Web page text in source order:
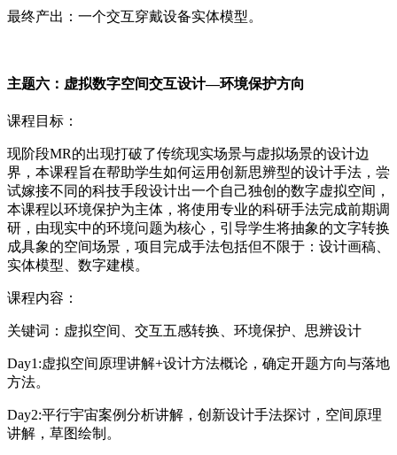
最终产出：一个交互穿戴设备实体模型。
主题六：虚拟数字空间交互设计—环境保护方向
课程目标：
现阶段MR的出现打破了传统现实场景与虚拟场景的设计边
界，本课程旨在帮助学生如何运用创新思辨型的设计手法，尝
试嫁接不同的科技手段设计出一个自己独创的数字虚拟空间，
本课程以环境保护为主体，将使用专业的科研手法完成前期调
研，由现实中的环境问题为核心，引导学生将抽象的文字转换
成具象的空间场景，项目完成手法包括但不限于：设计画稿、
实体模型、数字建模。
课程内容：
关键词：虚拟空间、交互五感转换、环境保护、思辨设计
Day1:虚拟空间原理讲解+设计方法概论，确定开题方向与落地
方法。
Day2:平行宇宙案例分析讲解，创新设计手法探讨，空间原理
讲解，草图绘制。